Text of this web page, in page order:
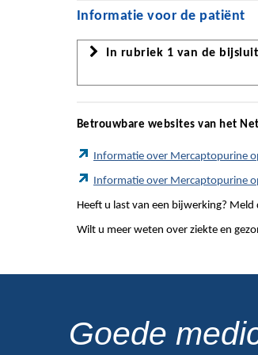
Informatie voor de patiënt
In rubriek 1 van de
Betrouwbare websites van het
Informatie over Mercaptopurine
Informatie over Mercaptopurine
Heeft u last van een bijwerking?
Wilt u meer weten over ziekte en
Goede